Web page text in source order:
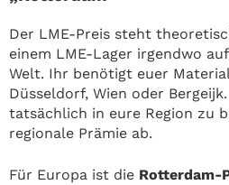
Der LME-Preis steht
einem LME-Lager irgendwo
Welt. Ihr benötigt euer
Düsseldorf, Wien oder
tatsächlich in eure Region zu
regionale Prämie ab.
Für Europa ist die Rotterdam-